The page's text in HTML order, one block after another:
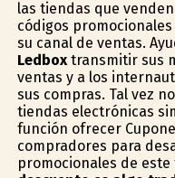
las tiendas que
códigos
su canal de ventas.
Ledboxtransmitir sus
ventas y a los
sus compras. Tal vez
tiendas electrónicas
función ofrecer
compradores para
promocionales de este